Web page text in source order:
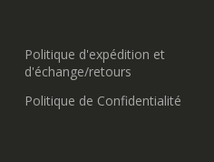
Politique d'expédition et
d'échange/retours
Politique de Confidentialité